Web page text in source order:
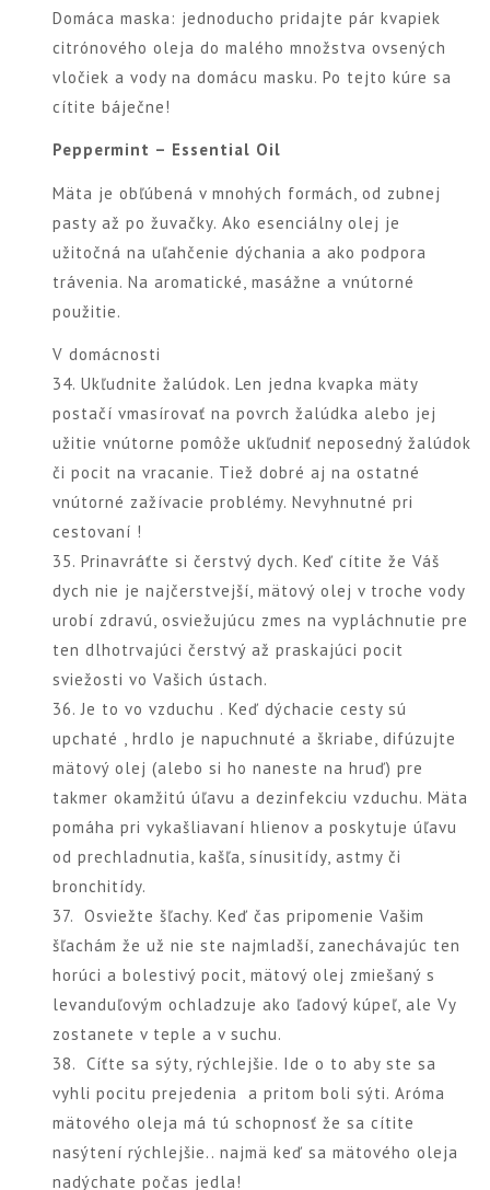
Domáca maska: jednoducho pridajte pár kvapiek
citrónového oleja do malého množstva ovsených
vločiek a vody na domácu masku. Po tejto kúre sa
cítite báječne!
Peppermint – Essential Oil
Mäta je obľúbená v mnohých formách, od zubnej
pasty až po žuvačky. Ako esenciálny olej je
užitočná na uľahčenie dýchania a ako podpora
trávenia. Na aromatické, masážne a vnútorné
použitie.
V domácnosti
34. Ukľudnite žalúdok. Len jedna kvapka mäty
postačí vmasírovať na povrch žalúdka alebo jej
užitie vnútorne pomôže ukľudniť neposedný žalúdok
či pocit na vracanie. Tiež dobré aj na ostatné
vnútorné zažívacie problémy. Nevyhnutné pri
cestovaní !
35. Prinavráťte si čerstvý dych. Keď cítite že Váš
dych nie je najčerstvejší, mätový olej v troche vody
urobí zdravú, osviežujúcu zmes na vypláchnutie pre
ten dlhotrvajúci čerstvý až praskajúci pocit
sviežosti vo Vašich ústach.
36. Je to vo vzduchu . Keď dýchacie cesty sú
upchaté , hrdlo je napuchnuté a škriabe, difúzujte
mätový olej (alebo si ho naneste na hruď) pre
takmer okamžitú úľavu a dezinfekciu vzduchu. Mäta
pomáha pri vykašliavaní hlienov a poskytuje úľavu
od prechladnutia, kašľa, sínusitídy, astmy či
bronchitídy.
37. Osviežte šľachy. Keď čas pripomenie Vašim
šľachám že už nie ste najmladší, zanechávajúc ten
horúci a bolestivý pocit, mätový olej zmiešaný s
levanduľovým ochladzuje ako ľadový kúpeľ, ale Vy
zostanete v teple a v suchu.
38. Cíťte sa sýty, rýchlejšie. Ide o to aby ste sa
vyhli pocitu prejedenia a pritom boli sýti. Aróma
mätového oleja má tú schopnosť že sa cítite
nasýtení rýchlejšie.. najmä keď sa mätového oleja
nadýchate počas jedla!